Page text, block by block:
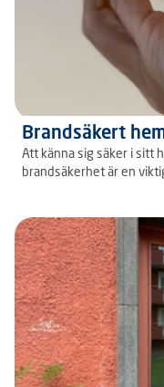
Brandsäkert
Att känna sig säker i sitt
brandsäkerhet är en